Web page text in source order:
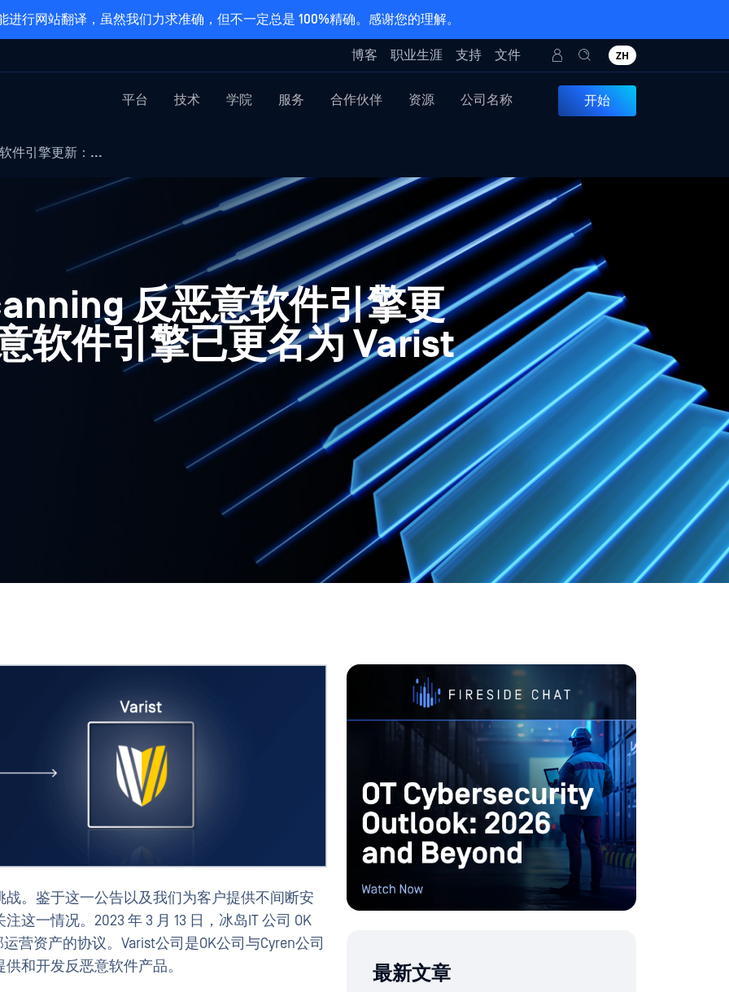
进行网站翻译，虽然我们力求准确，但不一定总是 100%精确。感谢您的理解。
博客 职业生涯 支持 文件 ZH
平台 技术 学院 服务 合作伙伴 资源 公司名称 开始
件引擎更新：...
反恶意软件引擎更
软件引擎已更名为 Varist
战。鉴于这一公告以及我们为客户提供不间断安
这一情况。2023 年 3 月 13 日，冰岛IT 公司 OK
营资产的协议。Varist公司是OK公司与Cyren公司
和开发反恶意软件产品。
最新文章